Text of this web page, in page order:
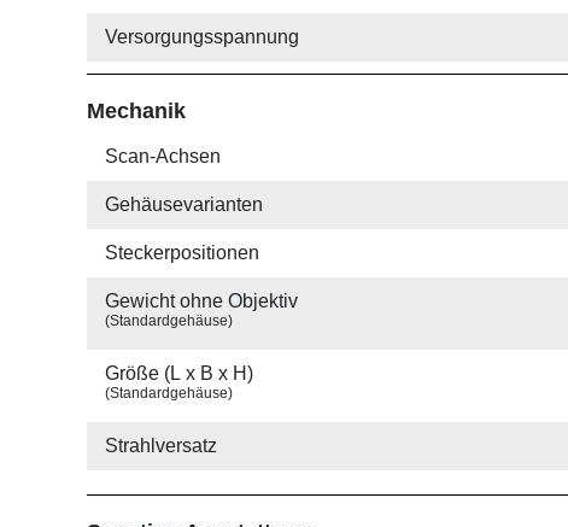
Versorgungs­spannung
Mechanik
Scan-Achsen
Gehäuse­varianten
Stecker­positionen
Gewicht ohne Objektiv
(Standardgehäuse)
Größe (L x B x H)
(Standardgehäuse)
Strahlversatz